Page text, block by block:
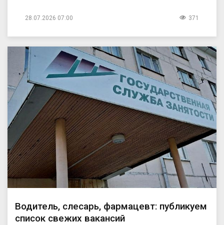
28.07.2026 07:00 371
Водитель, слесарь, фармацевт: публикуем
список свежих вакансий